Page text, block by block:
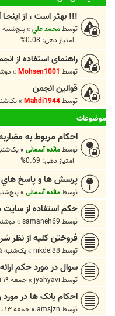
!!! بهتر است ، از اينجـا
توسطمحمد علي »پنج‌شنبه ۱ آذر ۱۳۸۶, ۱:۲۳ ق.ظ
امتیاز دهی: 0.08%
راهنمای استفاده از
توسط Mohsen1001
» دوشنبه ۲۷
قوانین انجمن
توسطMahdi1944
»یک‌شنبه ۱ بهمن ۱۳۸۵,
موضوعات
احکام مربوط به
توسطمائده آسمانی »یک‌شنبه ۲۷ مرداد ۱۳۸۷,
امتیاز دهی: 0.69%
پرسش ها و پاسخ هاي
توسطمائده آسمانی »پنج‌شنبه ۲۴ مرداد ۱۳۸۷,
حکم استفاده از
توسط samaneh69
» دوشنبه ۴ مرداد
فروختن کلیه از نظر
توسط nikdel88
»یک‌شنبه ۵ آذر ۱۳۹۶, ۱۱:۲۶ ق.ظ
سوال در مورد حکم
توسط jyahyavi
»جمعه ۱۹ آبان ۱۳۹۶, ۸:۳۲ ب.ظ
احکام بانک ها در مورد
توسط amsjzn
»جمعه ۱۳ تیر ۱۳۹۳, ۳:۳۸ ق.ظ